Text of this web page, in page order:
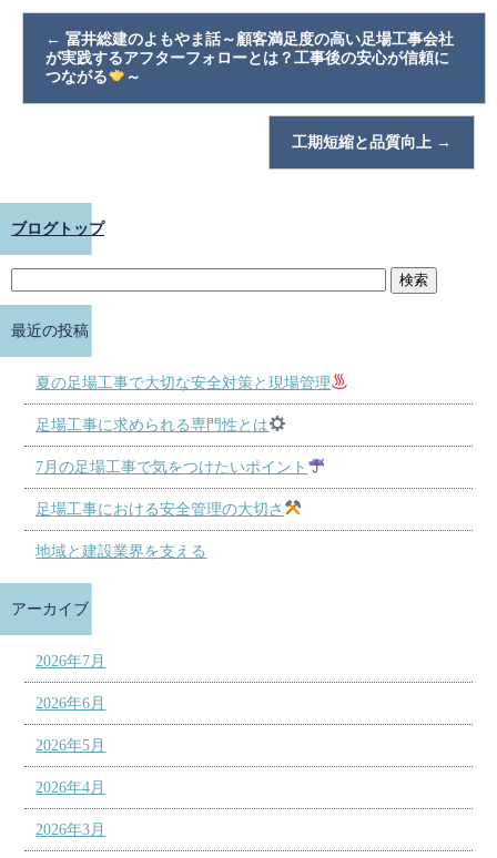
← 冨井総建のよもやま話～顧客満足度の高い足場工事会社
が実践するアフターフォローとは？工事後の安心が信頼に
つながる
～
工期短縮と品質向上 →
ブログトップ
最近の投稿
夏の足場工事で大切な安全対策と現場管理
足場工事に求められる専門性とは
7月の足場工事で気をつけたいポイント
足場工事における安全管理の大切さ
地域と建設業界を支える
アーカイブ
2026年7月
2026年6月
2026年5月
2026年4月
2026年3月